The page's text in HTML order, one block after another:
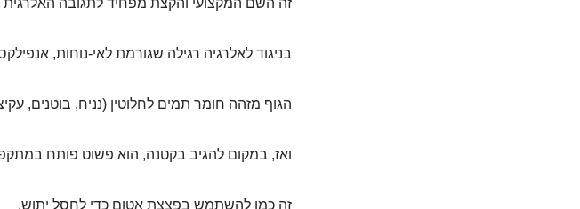
זה השם המקצועי והקצת מפחיד לתגובה האלרגית
בניגוד לאלרגיה רגילה שגורמת לאי-נוחות,
הגוף מזהה חומר תמים לחלוטין (נניח, בוטנים,
ואז, במקום להגיב בקטנה, הוא פשוט פותח
זה כמו להשתמש בפצצת אטום כדי לחסל יתוש.